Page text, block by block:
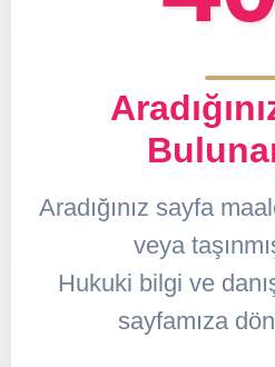
Aradığınız sayfa
veya
Hukuki bilgi ve
sayfamıza